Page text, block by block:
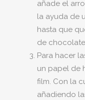
añade el
la ayuda de
hasta que
de chocolate
Para hacer
un papel de
film. Con la
añadiendo